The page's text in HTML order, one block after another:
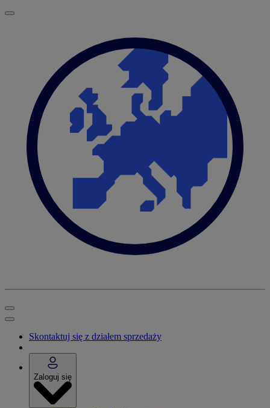
Skontaktuj się z działem sprzedaży
Zaloguj się